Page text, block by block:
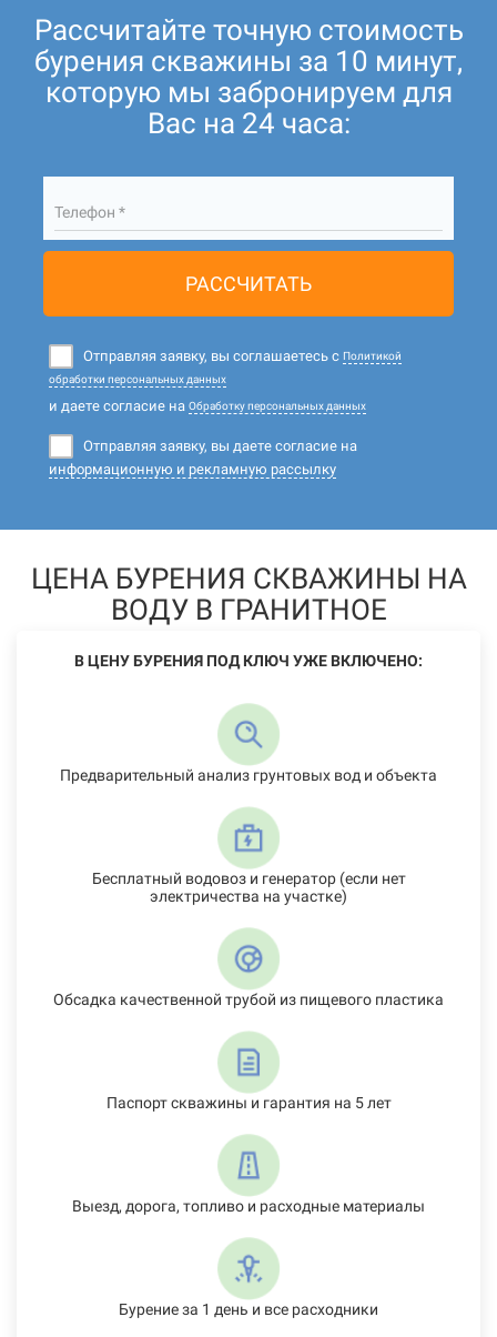
Рассчитайте точную стоимость
бурения скважины за 10 минут,
которую мы забронируем для
Вас на 24 часа:
Телефон *
РАССЧИТАТЬ
Отправляя заявку, вы соглашаетесь с Политикой
обработки персональных данных
и даете согласие на Обработку персональных данных
Отправляя заявку, вы даете согласие на
информационную и рекламную рассылку
ЦЕНА БУРЕНИЯ СКВАЖИНЫ НА
ВОДУ В ГРАНИТНОЕ
В ЦЕНУ БУРЕНИЯ ПОД КЛЮЧ УЖЕ ВКЛЮЧЕНО:
Предварительный анализ грунтовых вод и объекта
Бесплатный водовоз и генератор (если нет
электричества на участке)
Обсадка качественной трубой из пищевого пластика
Паспорт скважины и гарантия на 5 лет
Выезд, дорога, топливо и расходные материалы
Бурение за 1 день и все расходники